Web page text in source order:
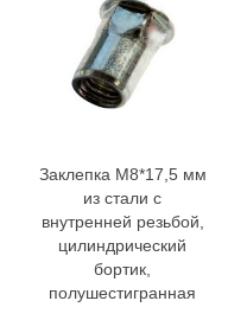
Заклепка M8*17,5 мм
из стали с
внутренней резьбой,
цилиндрический
бортик,
полушестигранная